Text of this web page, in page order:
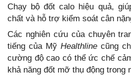
Chạy bộ đốt calo hiệu quả,
chất và hỗ trợ kiểm soát cân
Các nghiên cứu của chuyên
tiếng của Mỹ Healthlinecũng
cường độ cao có thể ức chế
khả năng đốt mỡ thụ động trong